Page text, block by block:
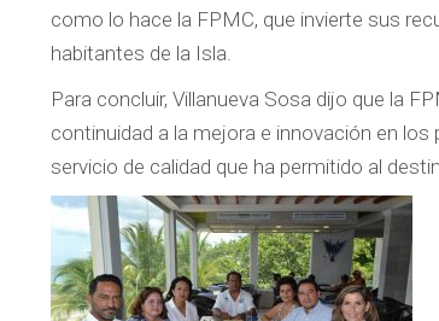
como lo hace la FPMC, que invierte sus
habitantes de la Isla.
Para concluir, Villanueva Sosa dijo que la
continuidad a la mejora e innovación en
servicio de calidad que ha permitido al